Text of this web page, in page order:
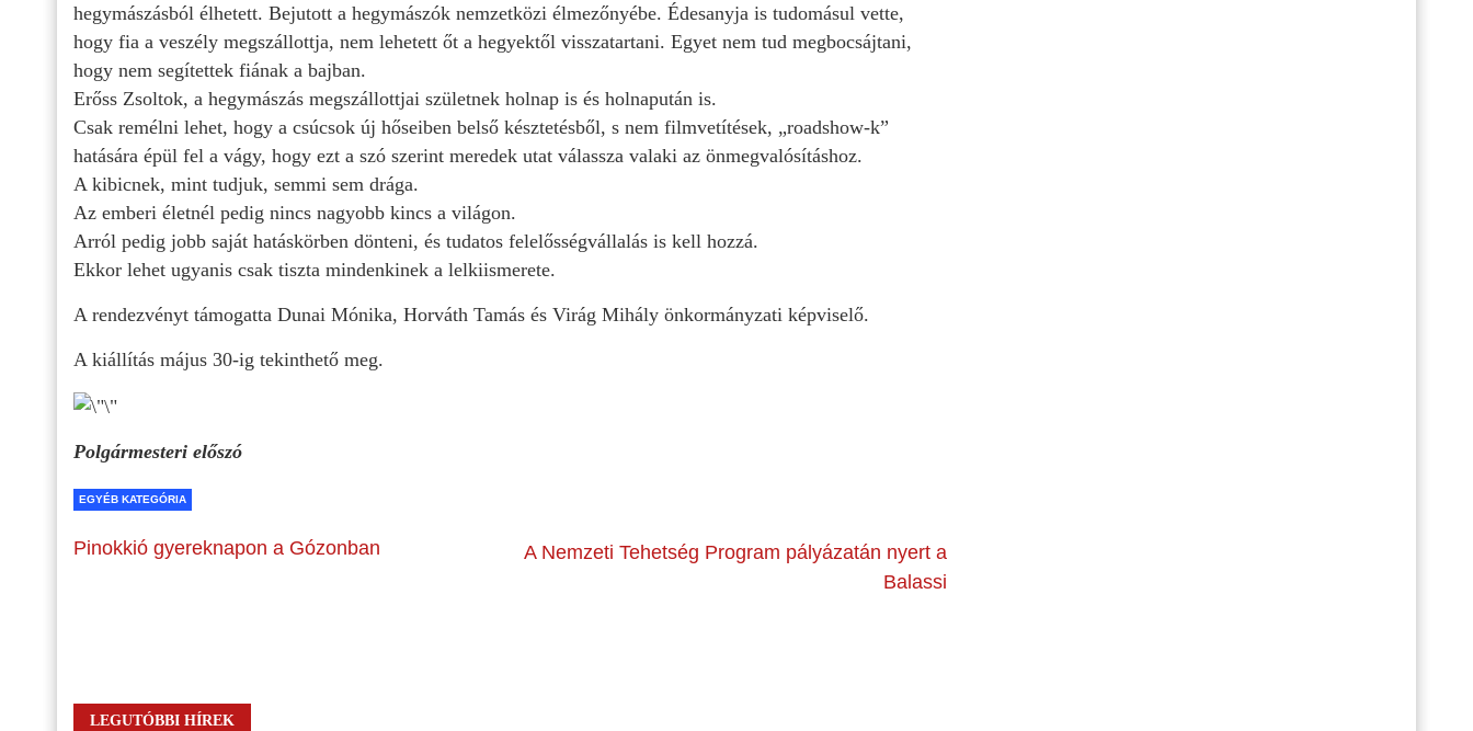
hegymászásból élhetett. Bejutott a hegymászók nemzetközi élmezőnyébe. Édesanyja is tudomásul vette,
hogy fia a veszély megszállottja, nem lehetett őt a hegyektől visszatartani. Egyet nem tud megbocsájtani,
hogy nem segítettek fiának a bajban.
Erőss Zsoltok, a hegymászás megszállottjai születnek holnap is és holnapután is.
Csak remélni lehet, hogy a csúcsok új hőseiben belső késztetésből, s nem filmvetítések, „roadshow-k”
hatására épül fel a vágy, hogy ezt a szó szerint meredek utat válassza valaki az önmegvalósításhoz.
A kibicnek, mint tudjuk, semmi sem drága.
Az emberi életnél pedig nincs nagyobb kincs a világon.
Arról pedig jobb saját hatáskörben dönteni, és tudatos felelősségvállalás is kell hozzá.
Ekkor lehet ugyanis csak tiszta mindenkinek a lelkiismerete.
A rendezvényt támogatta Dunai Mónika, Horváth Tamás és Virág Mihály önkormányzati képviselő.
A kiállítás május 30-ig tekinthető meg.
Polgármesteri előszó
EGYÉB KATEGÓRIA
Pinokkió gyereknapon a Gózonban
A Nemzeti Tehetség Program pályázatán nyert a
Balassi
LEGUTÓBBI HÍREK